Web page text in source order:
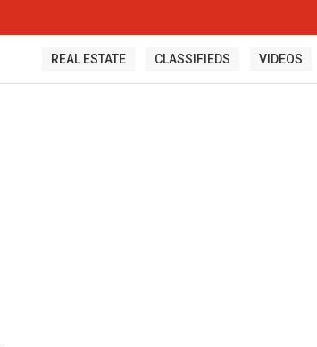
REAL ESTATE CLASSIFIEDS VIDEOS